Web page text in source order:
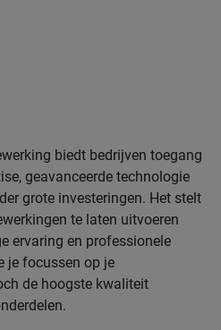
biedt bedrijven toegang
geavanceerde technologie
grote investeringen. Het stelt
te laten uitvoeren
ervaring en professionele
je focussen op je
de hoogste kwaliteit